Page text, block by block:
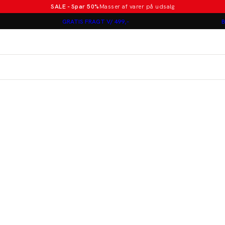
SALE - Spar 50%Masser af varer på udsalg
GRATIS FRAGT V/ 499,-Poloer i nye farver
Jakkesæt fra 1499 kr.
Lindbergh